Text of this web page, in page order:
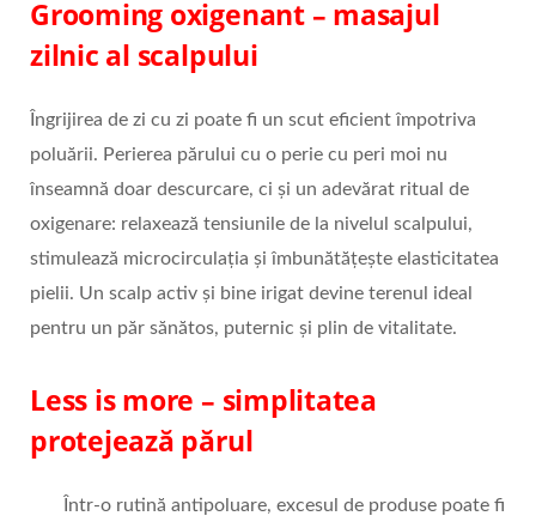
Grooming oxigenant – masajul
zilnic al scalpului
Îngrijirea de zi cu zi poate fi un scut eficient împotriva
poluării. Perierea părului cu o perie cu peri moi nu
înseamnă doar descurcare, ci și un adevărat ritual de
oxigenare: relaxează tensiunile de la nivelul scalpului,
stimulează microcirculația și îmbunătățește elasticitatea
pielii. Un scalp activ și bine irigat devine terenul ideal
pentru un păr sănătos, puternic și plin de vitalitate.
Less is more – simplitatea
protejează părul
Într-o rutină antipoluare, excesul de produse poate fi